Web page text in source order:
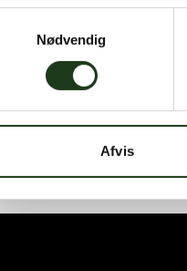
Nødvendig
Afvis
Vi er her for at hjælpe